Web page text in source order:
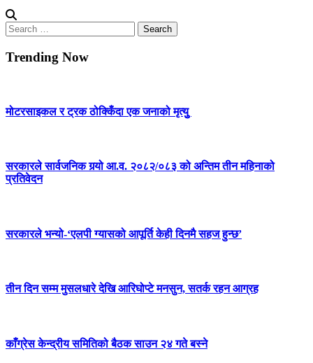
Search
for:
Trending Now
मोटरसाइकल र ट्रक ठोक्किँदा एक जनाको मृत्युु
सरकारले सार्वजनिक गर्‍यो आ.व. २०८२/०८३ को अन्तिम तीन महिनाको
प्रतिवेदन
सरकारले भन्यो-‘एलपी ग्यासको आपूर्ति केही दिनमै सहज हुन्छ’
तीन दिन सम्म मुसलधारे देखि आरिघोप्टे मनसुन, सतर्क रहन आग्रह
काँग्रेस केन्द्रीय समितिको बैठक साउन २४ गते बस्ने